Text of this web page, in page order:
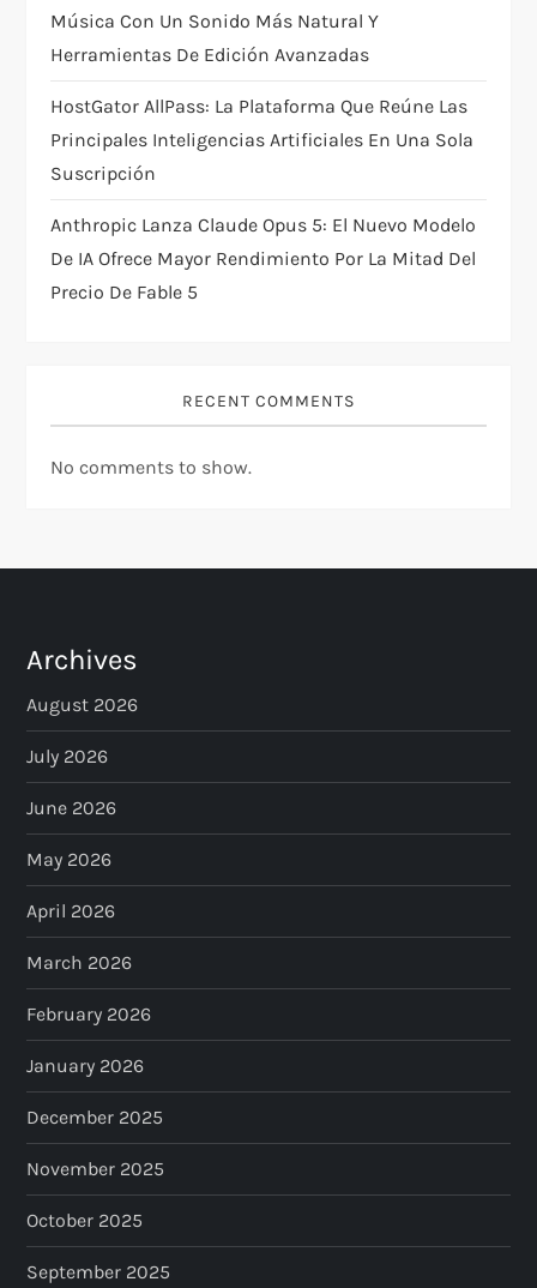
Música Con Un Sonido Más Natural Y
Herramientas De Edición Avanzadas
HostGator AllPass: La Plataforma Que Reúne Las
Principales Inteligencias Artificiales En Una Sola
Suscripción
Anthropic Lanza Claude Opus 5: El Nuevo Modelo
De IA Ofrece Mayor Rendimiento Por La Mitad Del
Precio De Fable 5
RECENT COMMENTS
No comments to show.
Archives
August 2026
July 2026
June 2026
May 2026
April 2026
March 2026
February 2026
January 2026
December 2025
November 2025
October 2025
September 2025